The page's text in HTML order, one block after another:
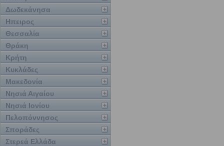
Δωδεκάνησα
Ηπειρος
Θεσσαλία
Θράκη
Κρήτη
Κυκλάδες
Μακεδονία
Νησιά Αιγαίου
Νησιά Ιονίου
Πελοπόννησος
Σποράδες
Στερεά Ελλάδα